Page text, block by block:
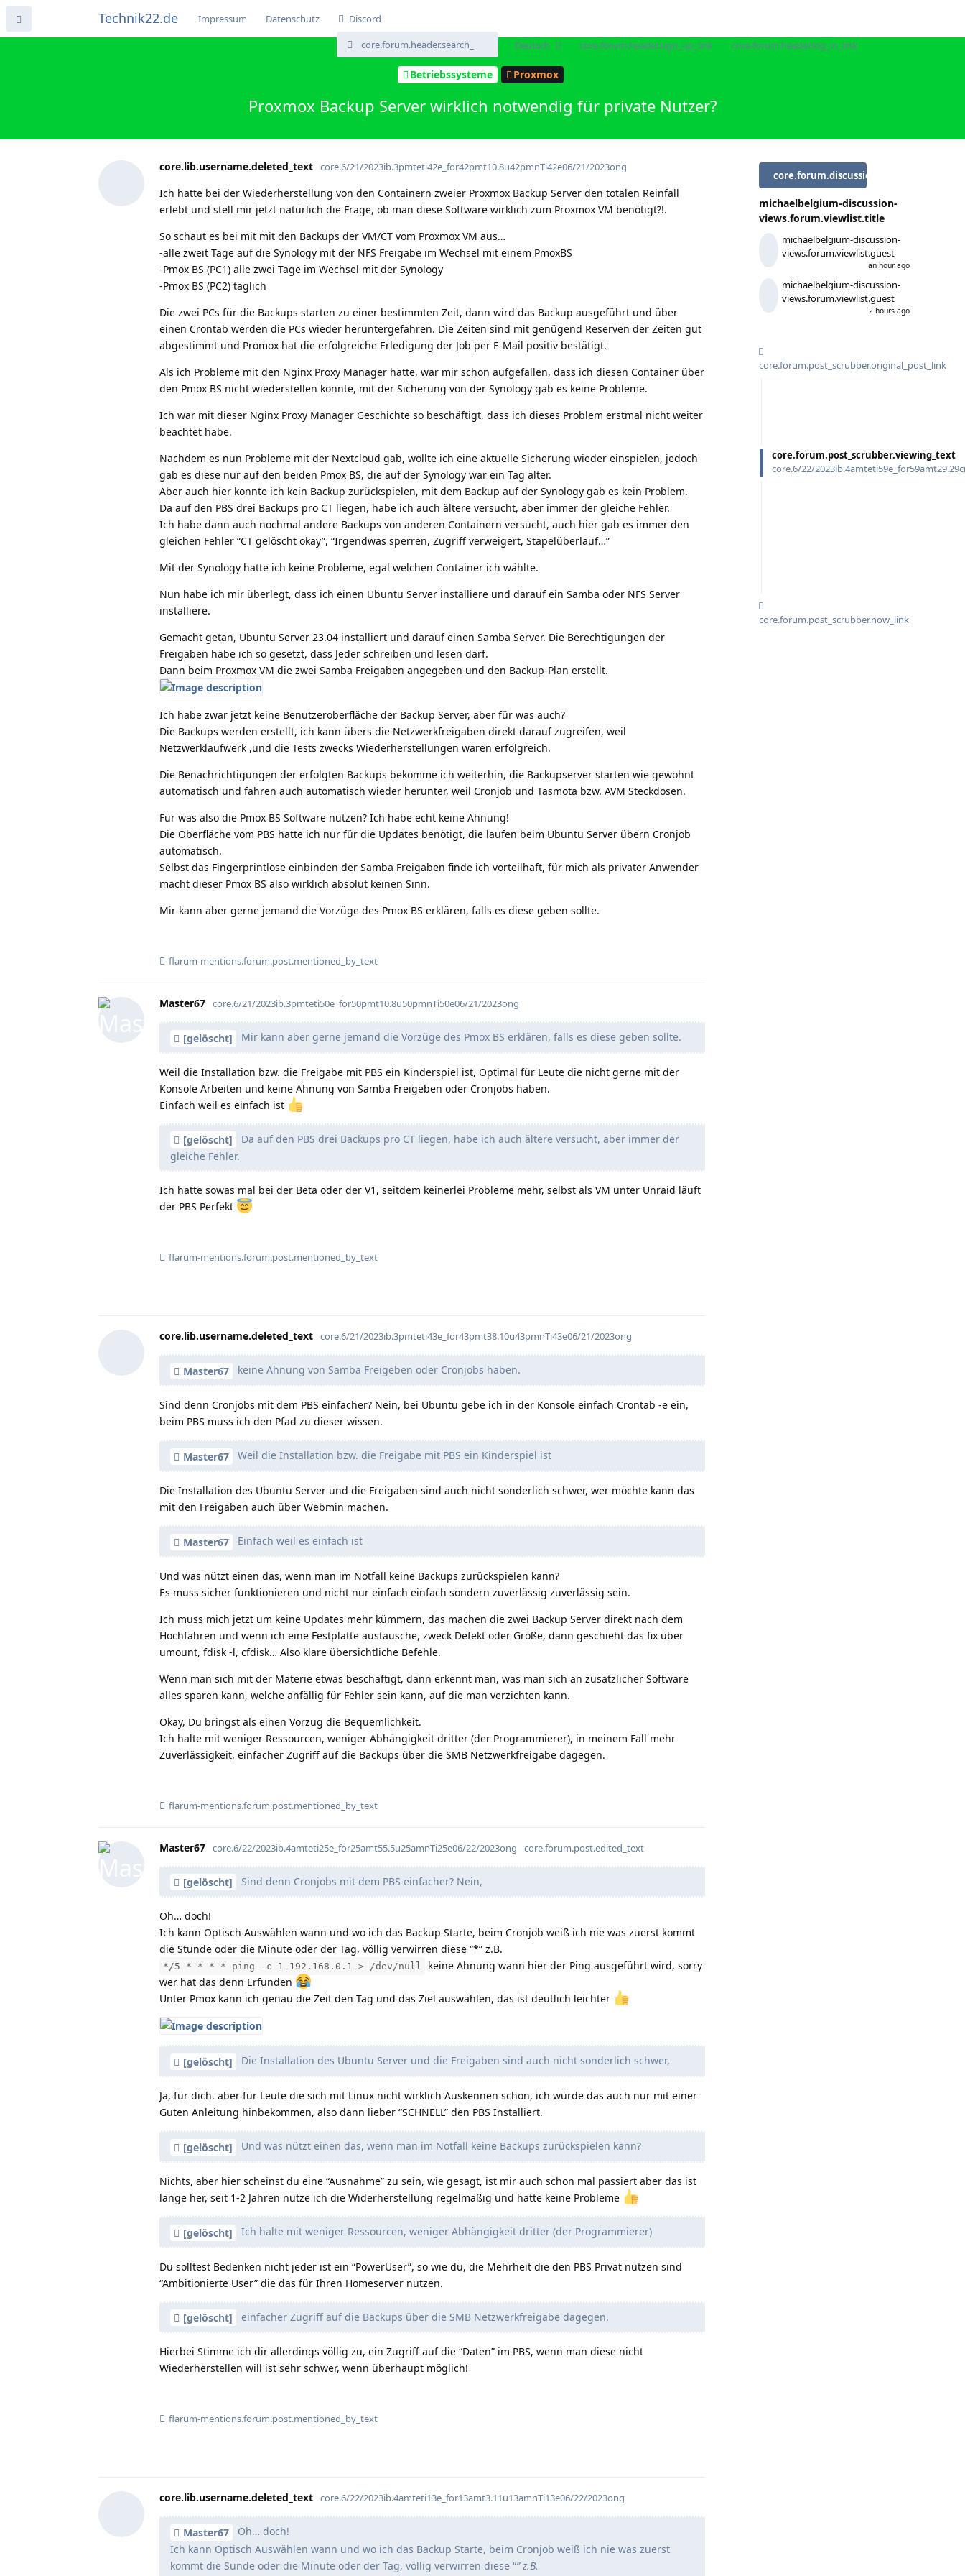
Technik22.de Impressum Datenschutz Discord
Deutsch core.forum.header.sign_up_link core.forum.header.log_in_link
Betriebssysteme Proxmox
Proxmox Backup Server wirklich notwendig für private Nutzer?
michaelbelgium-discussion-
views.forum.viewlist.title
michaelbelgium-discussion-
views.forum.viewlist.guest
an hour ago
michaelbelgium-discussion-
views.forum.viewlist.guest
2 hours ago
core.forum.post_scrubber.original_post_link
core.forum.post_scrubber.viewing_text
core.6/22/
core.forum.post_scrubber.now_link
core.lib.username.deleted_text core.6/21/2023ib.3pmteti42e_for42pmt10.8u42pmnTi42e06/21/2023ong
Ich hatte bei der Wiederherstellung von den Containern zweier Proxmox Backup Server den totalen Reinfall
erlebt und stell mir jetzt natürlich die Frage, ob man diese Software wirklich zum Proxmox VM benötigt?!.
So schaut es bei mit mit den Backups der VM/CT vom Proxmox VM aus…
-alle zweit Tage auf die Synology mit der NFS Freigabe im Wechsel mit einem PmoxBS
-Pmox BS (PC1) alle zwei Tage im Wechsel mit der Synology
-Pmox BS (PC2) täglich
Die zwei PCs für die Backups starten zu einer bestimmten Zeit, dann wird das Backup ausgeführt und über
einen Crontab werden die PCs wieder heruntergefahren. Die Zeiten sind mit genügend Reserven der Zeiten gut
abgestimmt und Promox hat die erfolgreiche Erledigung der Job per E-Mail positiv bestätigt.
Als ich Probleme mit den Nginx Proxy Manager hatte, war mir schon aufgefallen, dass ich diesen Container über
den Pmox BS nicht wiederstellen konnte, mit der Sicherung von der Synology gab es keine Probleme.
Ich war mit dieser Nginx Proxy Manager Geschichte so beschäftigt, dass ich dieses Problem erstmal nicht weiter
beachtet habe.
Nachdem es nun Probleme mit der Nextcloud gab, wollte ich eine aktuelle Sicherung wieder einspielen, jedoch
gab es diese nur auf den beiden Pmox BS, die auf der Synology war ein Tag älter.
Aber auch hier konnte ich kein Backup zurückspielen, mit dem Backup auf der Synology gab es kein Problem.
Da auf den PBS drei Backups pro CT liegen, habe ich auch ältere versucht, aber immer der gleiche Fehler.
Ich habe dann auch nochmal andere Backups von anderen Containern versucht, auch hier gab es immer den
gleichen Fehler “CT gelöscht okay”, “Irgendwas sperren, Zugriff verweigert, Stapelüberlauf…”
Mit der Synology hatte ich keine Probleme, egal welchen Container ich wählte.
Nun habe ich mir überlegt, dass ich einen Ubuntu Server installiere und darauf ein Samba oder NFS Server
installiere.
Gemacht getan, Ubuntu Server 23.04 installiert und darauf einen Samba Server. Die Berechtigungen der
Freigaben habe ich so gesetzt, dass Jeder schreiben und lesen darf.
Dann beim Proxmox VM die zwei Samba Freigaben angegeben und den Backup-Plan erstellt.
Ich habe zwar jetzt keine Benutzeroberfläche der Backup Server, aber für was auch?
Die Backups werden erstellt, ich kann übers die Netzwerkfreigaben direkt darauf zugreifen, weil
Netzwerklaufwerk ,und die Tests zwecks Wiederherstellungen waren erfolgreich.
Die Benachrichtigungen der erfolgten Backups bekomme ich weiterhin, die Backupserver starten wie gewohnt
automatisch und fahren auch automatisch wieder herunter, weil Cronjob und Tasmota bzw. AVM Steckdosen.
Für was also die Pmox BS Software nutzen? Ich habe echt keine Ahnung!
Die Oberfläche vom PBS hatte ich nur für die Updates benötigt, die laufen beim Ubuntu Server übern Cronjob
automatisch.
Selbst das Fingerprintlose einbinden der Samba Freigaben finde ich vorteilhaft, für mich als privater Anwender
macht dieser Pmox BS also wirklich absolut keinen Sinn.
Mir kann aber gerne jemand die Vorzüge des Pmox BS erklären, falls es diese geben sollte.
flarum-mentions.forum.post.mentioned_by_text
Master67 core.6/21/2023ib.3pmteti50e_for50pmt10.8u50pmnTi50e06/21/2023ong
[gelöscht] Mir kann aber gerne jemand die Vorzüge des Pmox BS erklären, falls es diese geben sollte.
Weil die Installation bzw. die Freigabe mit PBS ein Kinderspiel ist, Optimal für Leute die nicht gerne mit der
Konsole Arbeiten und keine Ahnung von Samba Freigeben oder Cronjobs haben.
Einfach weil es einfach ist
[gelöscht]
Da auf den PBS drei Backups pro CT liegen, habe ich auch ältere versucht, aber immer der
gleiche Fehler.
Ich hatte sowas mal bei der Beta oder der V1, seitdem keinerlei Probleme mehr, selbst als VM unter Unraid läuft
der PBS Perfekt
flarum-mentions.forum.post.mentioned_by_text
core.lib.username.deleted_text core.6/21/2023ib.3pmteti43e_for43pmt38.10u43pmnTi43e06/21/2023ong
Master67 keine Ahnung von Samba Freigeben oder Cronjobs haben.
Sind denn Cronjobs mit dem PBS einfacher? Nein, bei Ubuntu gebe ich in der Konsole einfach Crontab -e ein,
beim PBS muss ich den Pfad zu dieser wissen.
Master67 Weil die Installation bzw. die Freigabe mit PBS ein Kinderspiel ist
Die Installation des Ubuntu Server und die Freigaben sind auch nicht sonderlich schwer, wer möchte kann das
mit den Freigaben auch über Webmin machen.
Master67 Einfach weil es einfach ist
Und was nützt einen das, wenn man im Notfall keine Backups zurückspielen kann?
Es muss sicher funktionieren und nicht nur einfach einfach sondern zuverlässig zuverlässig sein.
Ich muss mich jetzt um keine Updates mehr kümmern, das machen die zwei Backup Server direkt nach dem
Hochfahren und wenn ich eine Festplatte austausche, zweck Defekt oder Größe, dann geschieht das fix über
umount, fdisk -l, cfdisk… Also klare übersichtliche Befehle.
Wenn man sich mit der Materie etwas beschäftigt, dann erkennt man, was man sich an zusätzlicher Software
alles sparen kann, welche anfällig für Fehler sein kann, auf die man verzichten kann.
Okay, Du bringst als einen Vorzug die Bequemlichkeit.
Ich halte mit weniger Ressourcen, weniger Abhängigkeit dritter (der Programmierer), in meinem Fall mehr
Zuverlässigkeit, einfacher Zugriff auf die Backups über die SMB Netzwerkfreigabe dagegen.
flarum-mentions.forum.post.mentioned_by_text
Master67 core.6/22/2023ib.4amteti25e_for25amt55.5u25amnTi25e06/22/2023ong core.forum.post.edited_text
[gelöscht] Sind denn Cronjobs mit dem PBS einfacher? Nein,
Oh… doch!
Ich kann Optisch Auswählen wann und wo ich das Backup Starte, beim Cronjob weiß ich nie was zuerst kommt
die Stunde oder die Minute oder der Tag, völlig verwirren diese “*” z.B.
*/5 * * * * ping -c 1 192.168.0.1 > /dev/null
keine Ahnung wann hier der Ping ausgeführt wird, sorry
wer hat das denn Erfunden
Unter Pmox kann ich genau die Zeit den Tag und das Ziel auswählen, das ist deutlich leichter
[gelöscht] Die Installation des Ubuntu Server und die Freigaben sind auch nicht sonderlich schwer,
Ja, für dich. aber für Leute die sich mit Linux nicht wirklich Auskennen schon, ich würde das auch nur mit einer
Guten Anleitung hinbekommen, also dann lieber “SCHNELL” den PBS Installiert.
[gelöscht] Und was nützt einen das, wenn man im Notfall keine Backups zurückspielen kann?
Nichts, aber hier scheinst du eine “Ausnahme” zu sein, wie gesagt, ist mir auch schon mal passiert aber das ist
lange her, seit 1-2 Jahren nutze ich die Widerherstellung regelmäßig und hatte keine Probleme
[gelöscht] Ich halte mit weniger Ressourcen, weniger Abhängigkeit dritter (der Programmierer)
Du solltest Bedenken nicht jeder ist ein “PowerUser”, so wie du, die Mehrheit die den PBS Privat nutzen sind
“Ambitionierte User” die das für Ihren Homeserver nutzen.
[gelöscht] einfacher Zugriff auf die Backups über die SMB Netzwerkfreigabe dagegen.
Hierbei Stimme ich dir allerdings völlig zu, ein Zugriff auf die “Daten” im PBS, wenn man diese nicht
Wiederherstellen will ist sehr schwer, wenn überhaupt möglich!
flarum-mentions.forum.post.mentioned_by_text
core.lib.username.deleted_text core.6/22/2023ib.4amteti13e_for13amt3.11u13amnTi13e06/22/2023ong
Master67
Oh… doch!
Ich kann Optisch Auswählen wann und wo ich das Backup Starte, beim Cronjob weiß ich nie was zuerst
kommt die Sunde oder die Minute oder der Tag, völlig verwirren diese “” z.B.